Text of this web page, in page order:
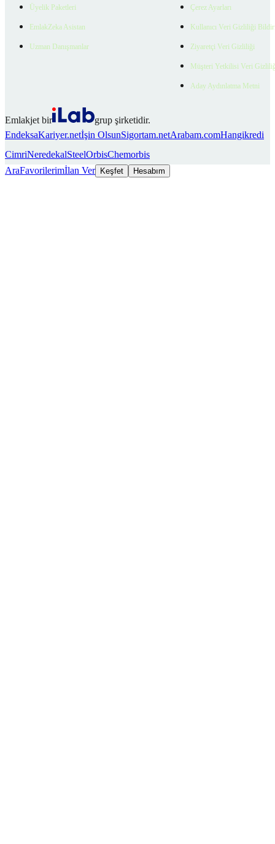
Üyelik Paketleri
EmlakZeka Asistan
Uzman Danışmanlar
Çerez Ayarları
Kullanıcı Veri Gizliliği
Ziyaretçi Veri Gizliliği
Müşteri Yetkilisi Veri
Aday Aydınlatma Metni
Emlakjet bir
grup şirketidir.
EndeksaKariyer.netİşin OlsunSigortam.netArabam.comHangikredi
CimriNeredekalSteelOrbisChemorbis
AraFavorilerimİlan Ver Keşfet Hesabım